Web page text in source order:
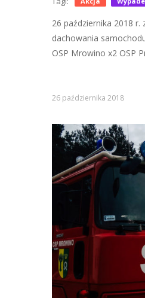
26 października 2018
dachowania
OSP Mrowino x2 OSP
26 października 2018